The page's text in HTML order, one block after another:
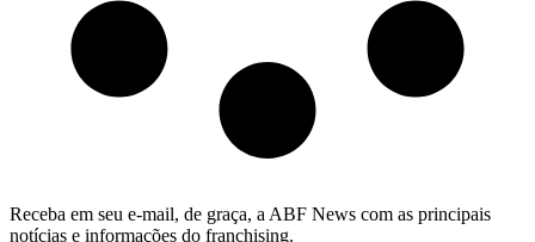
Receba em seu e-mail, de graça, a ABF News com as principais
notícias e informações do franchising.